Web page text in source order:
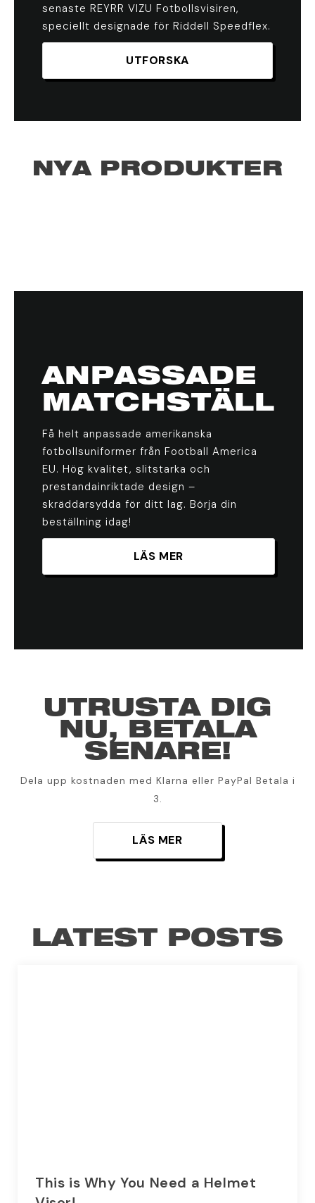
senaste REYRR VIZU Fotbollsvisiren,
speciellt designade för Riddell Speedflex.
UTFORSKA
NYA PRODUKTER
ANPASSADE
MATCHSTÄLL
Få helt anpassade amerikanska
fotbollsuniformer från Football America
EU. Hög kvalitet, slitstarka och
prestandainriktade design –
skräddarsydda för ditt lag. Börja din
beställning idag!
LÄS MER
UTRUSTA DIG
NU, BETALA
SENARE!
Dela upp kostnaden med Klarna eller PayPal Betala i
3.
LÄS MER
LATEST POSTS
This is Why You Need a Helmet